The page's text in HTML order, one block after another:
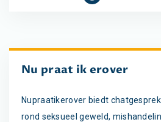
Nu praat ik erover
Nupraatikerover biedt
rond seksueel geweld,